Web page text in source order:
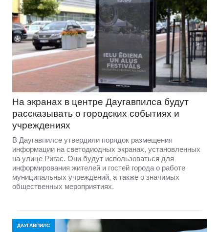
На экранах в центре Даугавпилса будут
рассказывать о городских событиях и
учреждениях
В Даугавпилсе утвердили порядок размещения
информации на светодиодных экранах, установленных
на улице Ригас. Они будут использоваться для
информирования жителей и гостей города о работе
муниципальных учреждений, а также о значимых
общественных мероприятиях.
ДАУГАВПИЛС